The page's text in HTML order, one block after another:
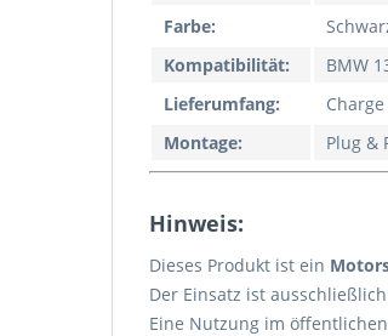
Farbe:
Kompatibilität:
BMW
Lieferumfang:
Montage:
Plug &
Hinweis:
Dieses Produkt ist ein
Der Einsatz ist
Eine Nutzung im